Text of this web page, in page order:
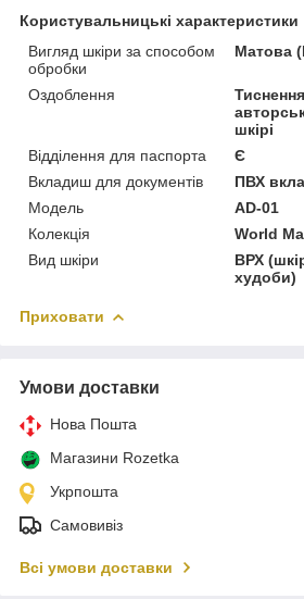
Користувальницькі характеристики
Вигляд шкіри за способом
обробки
Матова
Оздоблення
шкірі
Відділення для паспорта
Є
Вкладиш для документів
ПВХ
Модель
AD-01
Колекція
World
Вид шкіри
ВРХ
худоби)
Приховати
Умови доставки
Нова Пошта
Магазини Rozetka
Укрпошта
Самовивіз
Всі умови доставки